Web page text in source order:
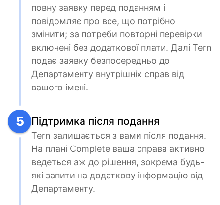
повну заявку перед поданням і
повідомляє про все, що потрібно
змінити; за потреби повторні перевірки
включені без додаткової плати. Далі Tern
подає заявку безпосередньо до
Департаменту внутрішніх справ від
вашого імені.
5 Підтримка після подання
Tern залишається з вами після подання.
На плані Complete ваша справа активно
ведеться аж до рішення, зокрема будь-
які запити на додаткову інформацію від
Департаменту.